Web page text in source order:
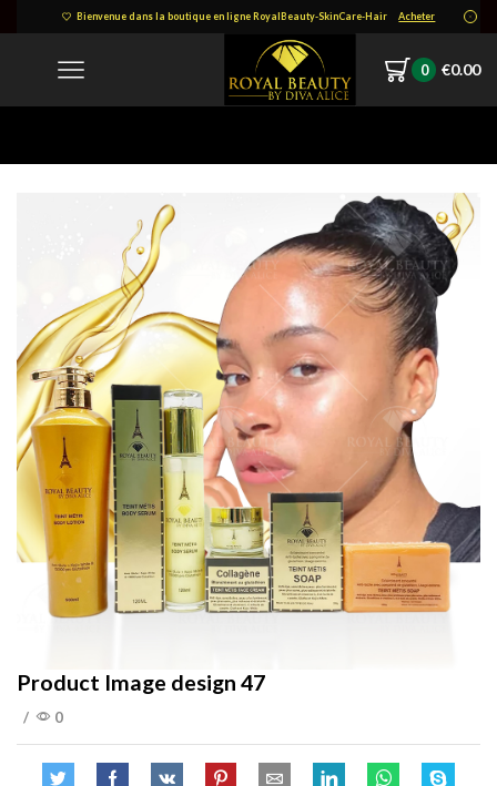
Bienvenue dans la boutique en ligne RoyalBeauty-SkinCare-Hair Acheter
0 €0.00
Product Image design 47
/ 0